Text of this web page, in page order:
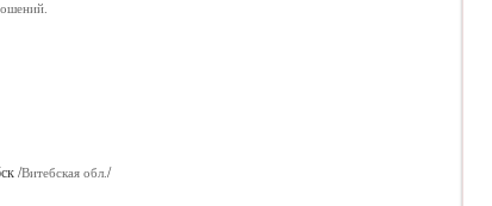
/Витебская обл. /